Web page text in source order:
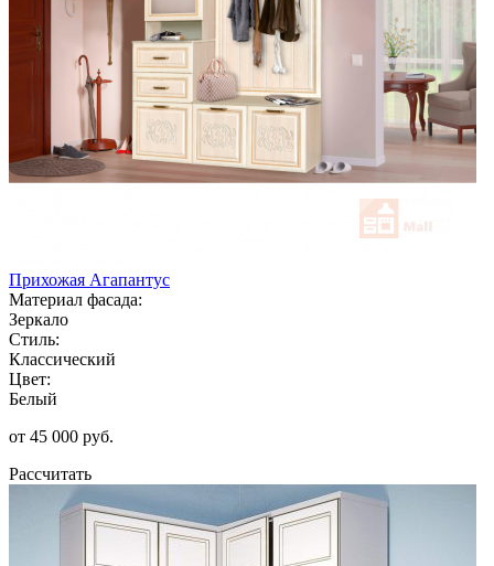
Прихожая Агапантус
Материал фасада:
Зеркало
Стиль:
Классический
Цвет:
Белый
от 45 000 руб.
Рассчитать